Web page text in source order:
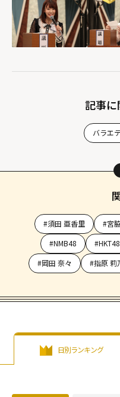
記事
バラエ
#須田 亜香里 #宮
#NMB48
#HKT48
#岡田 奈々
#指原 莉
日別ランキング